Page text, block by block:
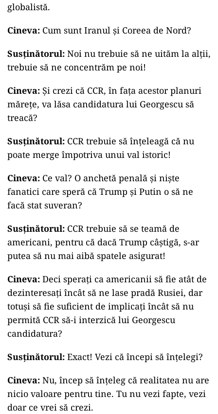
globalistă.
Cineva: Cum sunt Iranul și Coreea de Nord?
Susținătorul: Noi nu trebuie să ne uităm la alții,
trebuie să ne concentrăm pe noi!
Cineva: Și crezi că CCR, în fața acestor planuri
mărețe, va lăsa candidatura lui Georgescu să
treacă?
Susținătorul: CCR trebuie să înțeleagă că nu
poate merge împotriva unui val istoric!
Cineva: Ce val? O anchetă penală și niște
fanatici care speră că Trump și Putin o să ne
facă stat suveran?
Susținătorul: CCR trebuie să se teamă de
americani, pentru că dacă Trump câștigă, s-ar
putea să nu mai aibă spatele asigurat!
Cineva: Deci sperați ca americanii să fie atât de
dezinteresați încât să ne lase pradă Rusiei, dar
totuși să fie suficient de implicați încât să nu
permită CCR să-i interzică lui Georgescu
candidatura?
Susținătorul: Exact! Vezi că începi să înțelegi?
Cineva: Nu, încep să înțeleg că realitatea nu are
nicio valoare pentru tine. Tu nu vezi fapte, vezi
doar ce vrei să crezi.